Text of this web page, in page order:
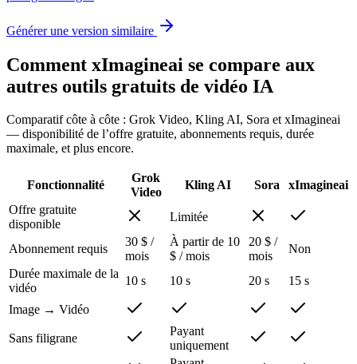
Générer une version similaire
Comment xImagineai se compare aux
autres outils gratuits de vidéo IA
Comparatif côte à côte : Grok Video, Kling AI, Sora et xImagineai
— disponibilité de l’offre gratuite, abonnements requis, durée
maximale, et plus encore.
Fonctionnalité
Grok
Video
Kling AI Sora
xImagineai
Offre gratuite
disponible
Limitée
Abonnement requis
30 $ /
mois
À partir de 10
$ / mois
20 $ /
mois
Non
Durée maximale de la
vidéo
10 s 10 s 20 s 15 s
Image → Vidéo
Sans filigrane
Payant
uniquement